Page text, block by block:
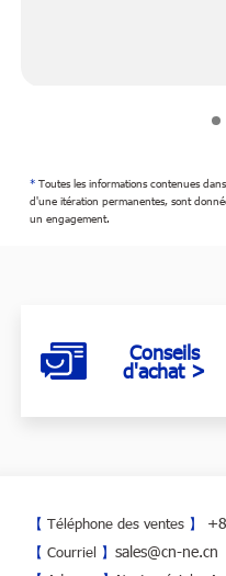
*Toutes les informations contenues
d'une itération permanentes, sont
un engagement.
Conseils
d'achat >
【Téléphone des ventes 】
【Courriel 】sales@cn-ne.cn